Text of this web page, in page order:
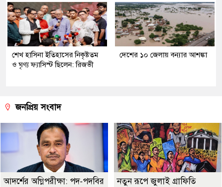
শেখ হাসিনা ইতিহাসের নিকৃষ্টতম
ও ঘৃণ্য ফ্যাসিস্ট ছিলেন: রিজভী
দেশের ১০ জেলায় বন্যার আশঙ্কা
জনপ্রিয় সংবাদ
আদর্শের অগ্নিপরীক্ষা: পদ-পদবির
নতুন রূপে জুলাই গ্রাফিতি